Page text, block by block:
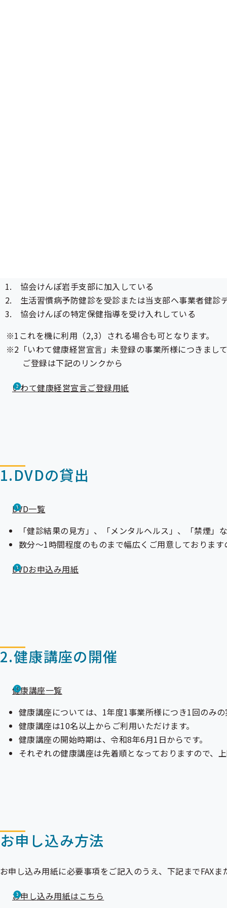
令和8年度 職場のヘルス
協会けんぽ岩手支部では、職場の健康づくりに取り組み
「健康づくりに取り組みたいけど何から始めればいいか
協会けんぽ岩手支部に加入している
生活習慣病予防健診を受診または当支部へ事業者健診
協会けんぽの特定保健指導を受け入れしている
これを機に利用（2,3）される場合も可となります。
「いわて健康経営宣言」未登録の事業所様につきまし
ご登録は下記のリンクから
いわて健康経営宣言ご登録用紙
1.DVDの貸出
DVD一覧
「健診結果の見方」、「メンタルヘルス」、「禁煙」
数分～1時間程度のものまで幅広くご用意しておりま
DVDお申込み用紙
2.健康講座の開催
健康講座一覧
健康講座については、1年度1事業所様につき1回のみの
健康講座は10名以上からご利用いただけます。
健康講座の開始時期は、令和8年6月1日からです。
それぞれの健康講座は先着順となっておりますので、
お申し込み方法
お申し込み用紙に必要事項をご記入のうえ、下記までFAXま
お申し込み用紙はこちら